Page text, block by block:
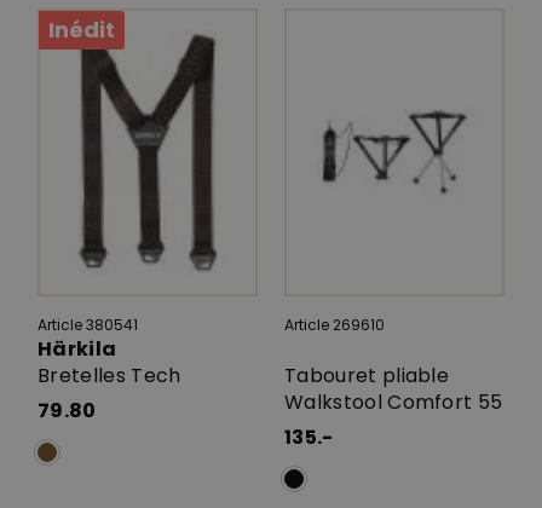
Inédit
Article 380541
Härkila
Bretelles Tech
79.80
Article 269610
Tabouret pliable
Walkstool Comfort 55
135.-